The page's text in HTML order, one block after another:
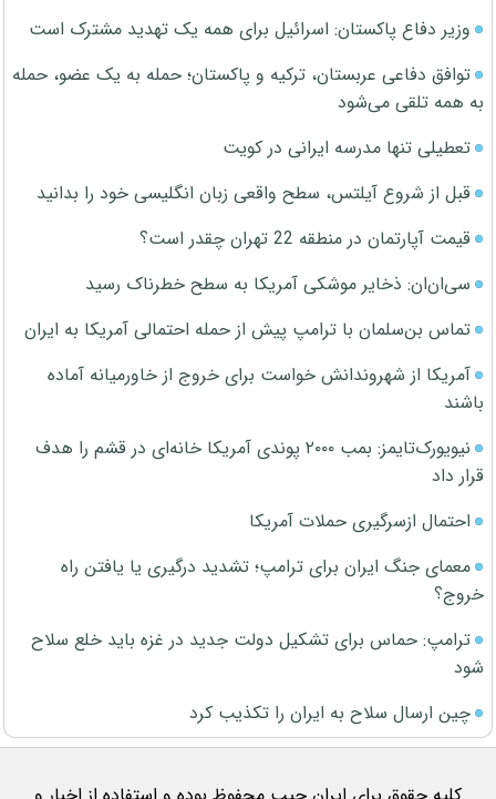
وزیر دفاع پاکستان: اسرائیل برای همه یک تهدید مشترک است
توافق دفاعی عربستان، ترکیه و پاکستان؛ حمله به یک عضو، حمله
به همه تلقی می‌شود
تعطیلی تنها مدرسه ایرانی در کویت
قبل از شروع آیلتس، سطح واقعی زبان انگلیسی خود را بدانید
قیمت آپارتمان در منطقه 22 تهران چقدر است؟
سی‌ان‌ان: ذخایر موشکی آمریکا به سطح خطرناک رسید
تماس بن‌سلمان با ترامپ پیش از حمله احتمالی آمریکا به ایران
آمریکا از شهروندانش خواست برای خروج از خاورمیانه آماده
باشند
نیویورک‌تایمز: بمب ۲۰۰۰ پوندی آمریکا خانه‌ای در قشم را هدف
قرار داد
احتمال ازسرگیری حملات آمریکا
معمای جنگ ایران برای ترامپ؛ تشدید درگیری یا یافتن راه
خروج؟
ترامپ: حماس برای تشکیل دولت جدید در غزه باید خلع سلاح
شود
چین ارسال سلاح به ایران را تکذیب کرد